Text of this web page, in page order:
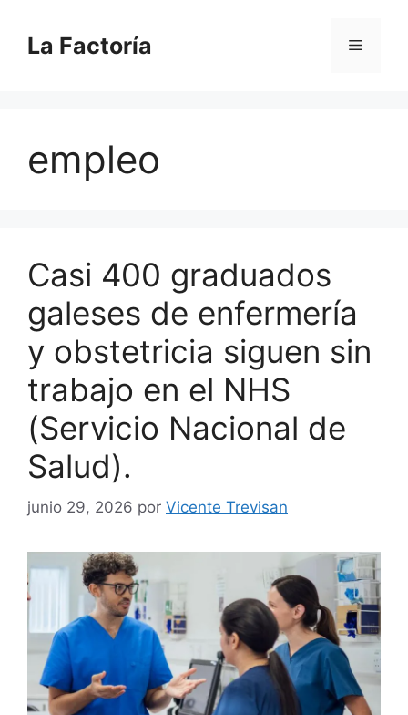
contenido
La Factoría Menú
empleo
Casi 400 graduados
galeses de enfermería
y obstetricia siguen sin
trabajo en el NHS
(Servicio Nacional de
Salud).
junio 29, 2026 por Vicente Trevisan